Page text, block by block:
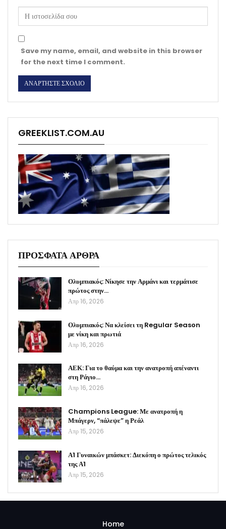
Save my name, email, and website in this browser
for the next time I comment.
GREEKLIST.COM.AU
ΠΡΟΣΦΑΤΑ ΑΡΘΡΑ
Ολυμπιακός: Νίκησε την Αρμάνι και τερμάτισε
πρώτος στην…
Απρ 16, 2026
Ολυμπιακός: Να κλείσει τη Regular Season
με νίκη και πρωτιά
Απρ 16, 2026
ΑΕΚ: Για το θαύμα και την ανατροπή απέναντι
στη Ράγιο…
Απρ 16, 2026
Champions League: Με ανατροπή η
Μπάγερν, “πάλεψε” η Ρεάλ
Απρ 15, 2026
Α1 Γυναικών μπάσκετ: Διεκόπη ο πρώτος τελικός
της Α1
Απρ 15, 2026
Home